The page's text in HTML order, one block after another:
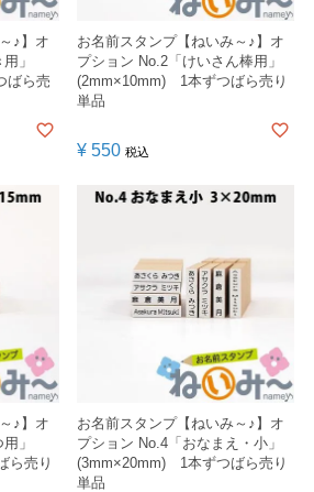
♪】オ
」
ばら売
お名前スタンプ【ねいみ～♪】オ
プション No.2「けいさん棒用」
(2mm×10mm) 1本ずつばら売り
単品
¥ 550 税込
♪】オ
」
ら売り
お名前スタンプ【ねいみ～♪】オ
プション No.4「おなまえ・小」
(3mm×20mm) 1本ずつばら売り
単品